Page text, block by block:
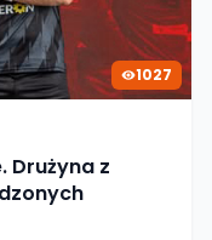
1027
Drużyna z